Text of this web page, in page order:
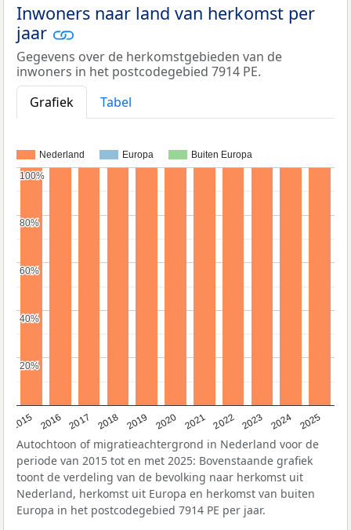
Inwoners naar land van herkomst per
jaar
Gegevens over de herkomstgebieden van de
inwoners in het postcodegebied 7914 PE.
Grafiek
Tabel
Nederland Europa Buiten Europa
2015 2016 2017 2018 2019 2020 2021 2022 2023 2024 2025
20%
20%
40%
40%
60%
60%
80%
80%
100%
100%
Autochtoon of migratieachtergrond in Nederland voor de
periode van 2015 tot en met 2025: Bovenstaande grafiek
toont de verdeling van de bevolking naar herkomst uit
Nederland, herkomst uit Europa en herkomst van buiten
Europa in het postcodegebied 7914 PE per jaar.